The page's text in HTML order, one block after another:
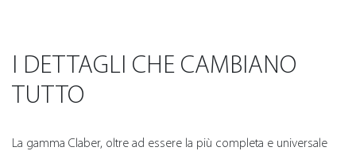
I DETTAGLI CHE CAMBIANO
TUTTO
La gamma Claber, oltre ad essere la più completa e universale